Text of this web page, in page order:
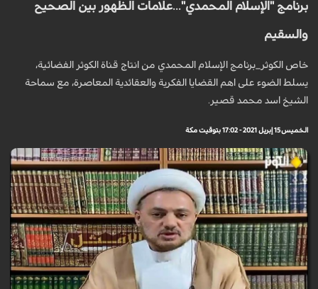
برنامج "الإسلام المحمدي"...علامات الظهور بين الصحيح
والسقيم
خاص الكوثر_برنامج الإسلام المحمدي من انتاج قناة الكوثر الفضائية،
يسلط الضوء على اهم القضايا الفكرية والعقائدية المعاصرة، مع سماحة
الشيخ اسد محمد قصير.
الخميس 15 إبريل 2021 - 17:02 بتوقيت مكة